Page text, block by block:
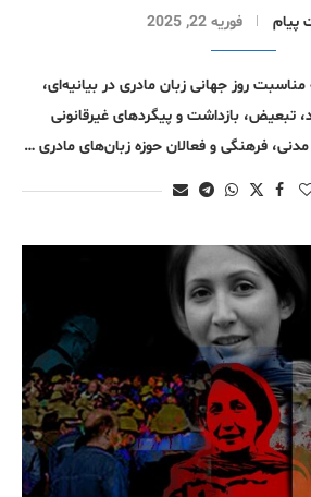
پیام فوریه 22, 2025
مناسبت روز جهانی زبان مادری در بیانیه‌ای،
تبعیض، بازداشت و پیگردهای غیرقانونی
فرهنگی و فعالان حوزه‌ زبان‌های مادری …